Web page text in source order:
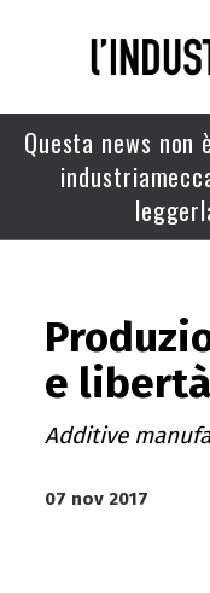
Questa news
e
Additive
07 nov 2017